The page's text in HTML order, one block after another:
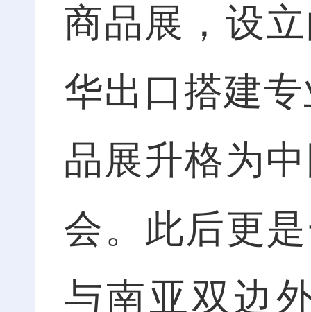
商品展，设
华出口搭建
品展升格为
会。此后更
与南亚双边